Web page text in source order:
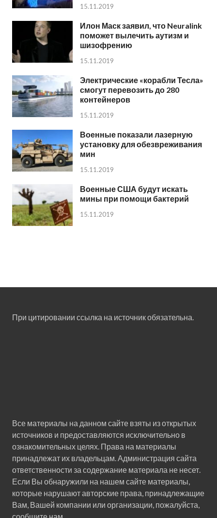
15.11.2019
Илон Маск заявил, что Neuralink
поможет вылечить аутизм и
шизофрению
15.11.2019
Электрические «корабли Тесла»
смогут перевозить до 280
контейнеров
15.11.2019
Военные показали лазерную
установку для обезвреживания
мин
15.11.2019
Военные США будут искать
мины при помощи бактерий
15.11.2019
При цитировании ссылка на источник обязательна.
Все материалы на данном сайте взяты из открытых
источников и предоставляются исключительно в
ознакомительных целях. Права на материалы
принадлежат их владельцам. Администрация сайта
ответственности за содержание материала не несет.
Если Вы обнаружили на нашем сайте материалы,
которые нарушают авторские права, принадлежащие
Вам, Вашей компании или организации, пожалуйста,